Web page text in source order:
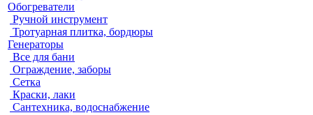
Обогреватели
Ручной инструмент
Тротуарная плитка, бордюры
Генераторы
Все для бани
Ограждение, заборы
Сетка
Краски, лаки
Сантехника, водоснабжение